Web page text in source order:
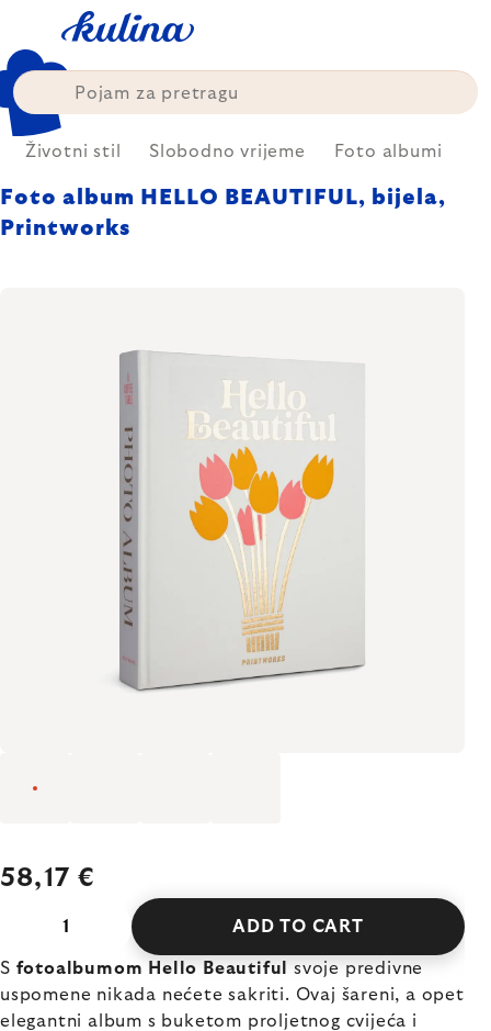
content
Životni stil Slobodno vrijeme Foto albumi
Foto album HELLO BEAUTIFUL, bijela,
Printworks
58,17 €
ADD TO CART
S fotoalbumom Hello Beautiful
svoje predivne
uspomene nikada nećete sakriti. Ovaj šareni, a opet
elegantni album s buketom proljetnog cvijeća i